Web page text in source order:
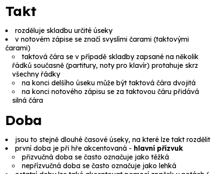
Takt
rozděluje skladbu určité úseky
v notovém zápise se značí svyslími čarami (taktovými
čarami)
taktová čára se v případě skladby zapsané na několik
řádků současně (partitury, noty pro klavír) protahuje skrz
všechny řádky
na konci delšího úseku může být taktová čára dvojitá
na konci notového zápisu se za taktovou čáru přidává
silná čára
Doba
jsou to stejně dlouhé časové úseky, na které lze takt rozdělit
první doba je při hře akcentovaná - hlavní přízvuk
přizvučná doba se často označuje jakotěžká
nepřízvučná doba se často označuje jakolehká